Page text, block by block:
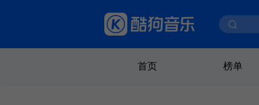
首页 榜单